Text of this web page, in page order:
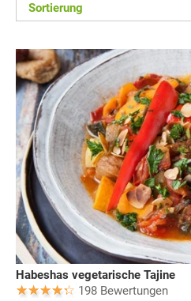
Sortierung
Habeshas vegetarische Tajine
198 Bewertungen